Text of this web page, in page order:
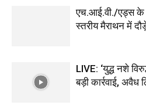
एच.आई.वी./एड्स के
स्तरीय मैराथन में
LIVE: ‘युद्ध नशे
बड़ी कार्रवाई, अवैध